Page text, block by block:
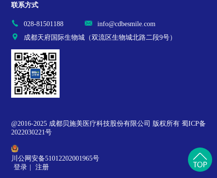
联系方式
028-81501188
info@cdbesmile.com
成都天府国际生物城（双流区生物城北路二段9号）
@2016-2025 成都贝施美医疗科技股份有限公司 版权所有 蜀ICP备
2022030221号
川公网安备51012202001965号
登录
注册